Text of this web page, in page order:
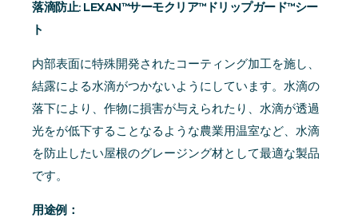
落滴防止: LEXAN™サーモクリア™ドリップガード™シー
ト
内部表面に特殊開発されたコーティング加工を施し、
結露による水滴がつかないようにしています。水滴の
落下により、作物に損害が与えられたり、水滴が透過
光をが低下することなるような農業用温室など、水滴
を防止したい屋根のグレージング材として最適な製品
です。
用途例：